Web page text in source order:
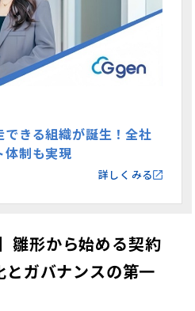
きる組織が誕生！全社
体制も実現
詳しくみる
雛形から始める契約
とガバナンスの第一